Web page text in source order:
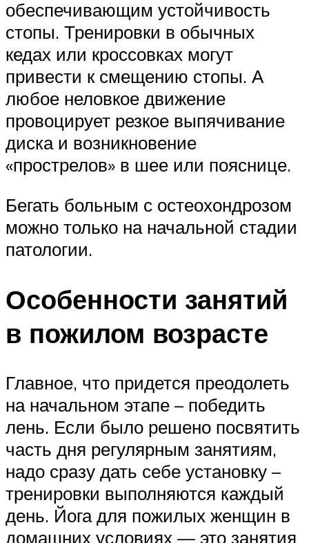
обеспечивающим устойчивость
стопы. Тренировки в обычных
кедах или кроссовках могут
привести к смещению стопы. А
любое неловкое движение
провоцирует резкое выпячивание
диска и возникновение
«прострелов» в шее или пояснице.
Бегать больным с остеохондрозом
можно только на начальной стадии
патологии.
Особенности занятий
в пожилом возрасте
Главное, что придется преодолеть
на начальном этапе – победить
лень. Если было решено посвятить
часть дня регулярным занятиям,
надо сразу дать себе установку –
тренировки выполняются каждый
день. Йога для пожилых женщин в
домашних условиях — это занятия